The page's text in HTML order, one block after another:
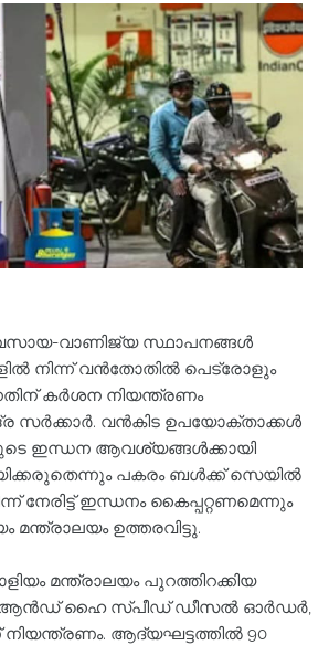
വാണിജ്യ സ്ഥാപനങ്ങൾ
നിന്ന് വൻതോതിൽ പെട്രോളും
കർശന നിയന്ത്രണം
സർക്കാർ. വൻകിട ഉപയോക്താക്കൾ
ഇന്ധന ആവശ്യങ്ങൾക്കായി
പകരം ബൾക്ക് സെയിൽ
നേരിട്ട് ഇന്ധനം കൈപ്പറ്റണമെന്നും
മന്ത്രാലയം ഉത്തരവിട്ടു.
മന്ത്രാലയം പുറത്തിറക്കിയ
ആൻഡ് ഹൈ സ്പ‌ീഡ് ഡീസൽ ഓർഡർ,
നിയന്ത്രണം. ആദ്യഘട്ടത്തിൽ 90